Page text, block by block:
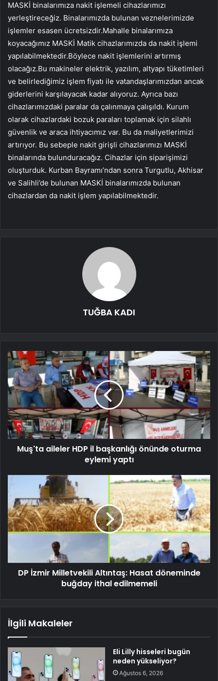
MASKİ binalarımıza nakit işlemeli cihazlarımızı
yerleştireceğiz. Binalarımızda bulunan veznelerimizde
işlemler esasen ücretsizdir.Mahalle binalarımıza
koyacağımız MASKİ Matik cihazlarımızda da nakit işlemi
yapılabilmektedir.Böylece nakit işlemlerini artırmış
olacağız.Bu makineler elektrik, yazılım, altyapı tüketimleri
ve belirlediğimiz işlem fiyatı ile vatandaşlarımızdan ancak
giderlerini karşılayacak kadar alıyoruz. Ayrıca bazı
cihazlarımızdaki paralar da çalınmaya çalışıldı. Kurum
olarak cihazlardaki bozuk paraları toplamak için silahlı
güvenlik ve araca ihtiyacımız var. Bu da maliyetlerimizi
artırıyor. Bu sebeple nakit girişli cihazlarımızı MASKİ
binalarında bulunduracağız. Cihazlar için siparişimizi
oluşturduk. Kurban Bayramı’ndan sonra Turgutlu, Akhisar
ve Salihli’de bulunan MASKİ binalarımızda bulunan
cihazlardan da nakit işlem yapılabilmektedir.
TUĞBA KADI
Muş'ta aileler HDP il başkanlığı önünde oturma
eylemi yaptı
DP İzmir Milletvekili Altıntaş: Hasat döneminde
buğday ithal edilmemeli
İlgili Makaleler
Eli Lilly hisseleri bugün
neden yükseliyor?
Ağustos 6, 2026